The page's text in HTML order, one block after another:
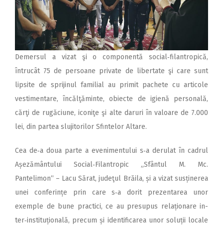
Demersul a vizat şi o componentă social‑filantropică,
întrucât 75 de persoane private de libertate şi care sunt
lipsite de sprijinul familial au primit pachete cu articole
vestimentare, încălţăminte, obiecte de igienă personală,
cărţi de rugăciune, iconiţe şi alte daruri în valoare de 7.000
lei, din partea slujitorilor Sfintelor Altare.
Cea de‑a doua parte a evenimentului s‑a derulat în cadrul
Așezământului Social‑Filantropic „Sfântul M. Mc.
Pantelimon“ – Lacu Sărat, judeţul Brăila, și a vizat susținerea
unei conferințe prin care s‑a dorit prezentarea unor
exemple de bune practici, ce au presupus relaționare in­
ter‑instituțională, precum și identificarea unor soluții locale